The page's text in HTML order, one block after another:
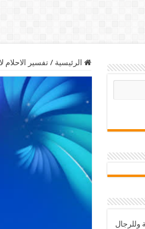
الرئيسية / تفسير
وللرجال